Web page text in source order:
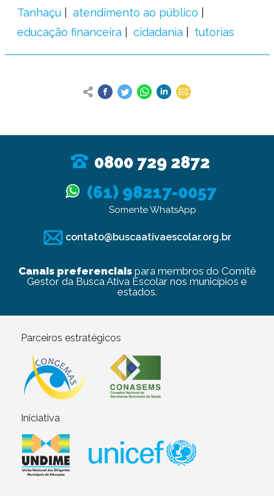
Tanhaçu
atendimento ao público
educação financeira
cidadania tutorias
0800 729 2872
(61) 98217-0057
Somente WhatsApp
contato@buscaativaescolar.org.br
Canais preferenciaispara membros do Comitê
Gestor da Busca Ativa Escolar nos municípios e
estados.
Parceiros estratégicos
Iniciativa